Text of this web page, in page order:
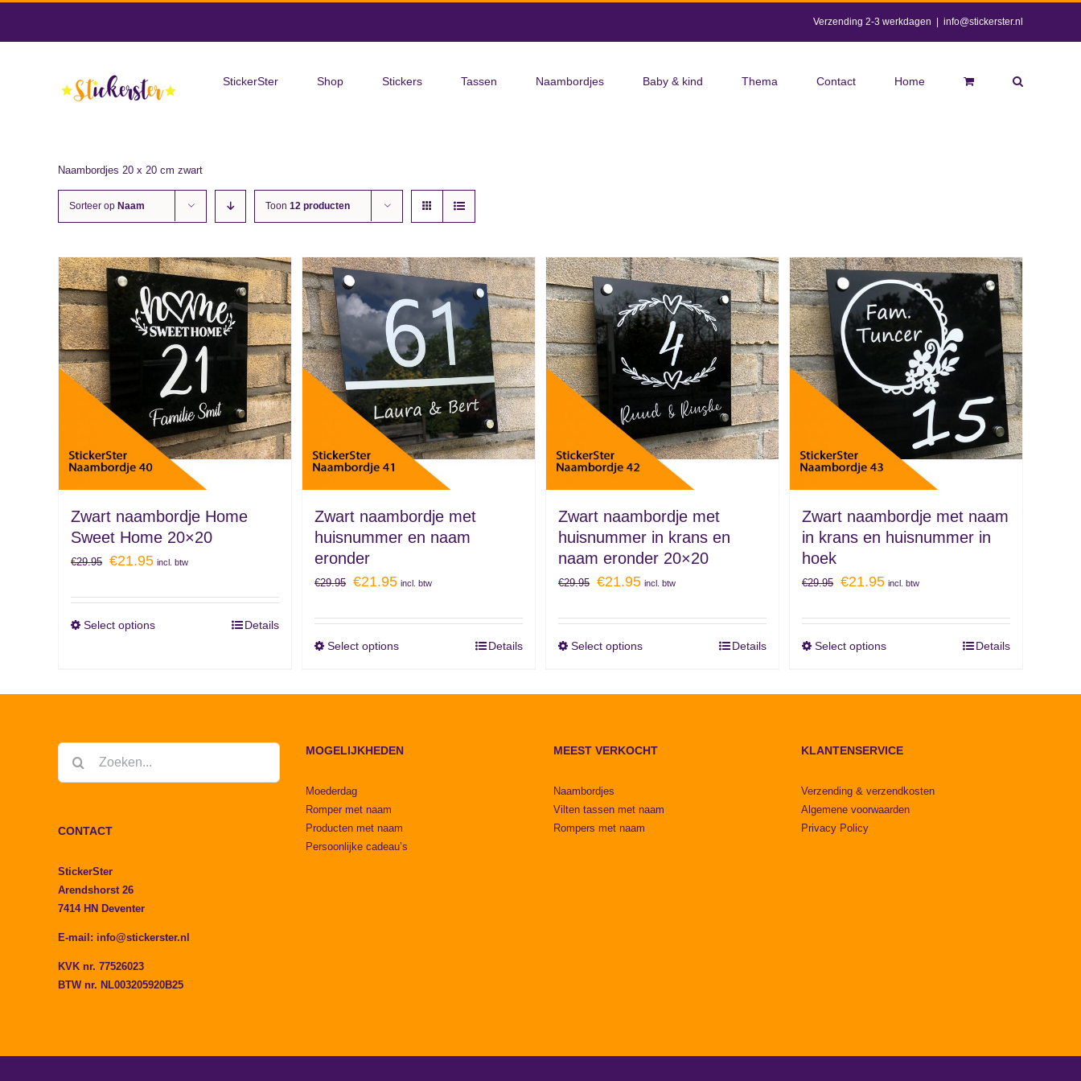
content
Verzending 2-3 werkdagen info@stickerster.nl
StickerSter Shop Stickers Tassen Naambordjes Baby & kind Thema Contact Home
Naambordjes 20 x 20 cm zwart
Sorteer op Naam Toon 12 producten
Zwart naambordje Home
Sweet Home 20×20
€29.95 €21.95 incl. btw
Select options Details
Zwart naambordje met
huisnummer en naam
eronder
€29.95 €21.95 incl. btw
Select options Details
Zwart naambordje met
huisnummer in krans en
naam eronder 20×20
€29.95 €21.95 incl. btw
Select options Details
Zwart naambordje met naam
in krans en huisnummer in
hoek
€29.95 €21.95 incl. btw
Select options Details
naar:
CONTACT
StickerSter
Arendshorst 26
7414 HN Deventer
E-mail: info@stickerster.nl
KVK nr. 77526023
BTW nr. NL003205920B25
MOGELIJKHEDEN
Moederdag
Romper met naam
Producten met naam
Persoonlijke cadeau’s
MEEST VERKOCHT
Naambordjes
Vilten tassen met naam
Rompers met naam
KLANTENSERVICE
Verzending & verzendkosten
Algemene voorwaarden
Privacy Policy